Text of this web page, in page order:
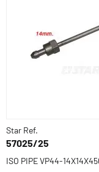
Star Ref.
57025/25
ISO PIPE VP44-